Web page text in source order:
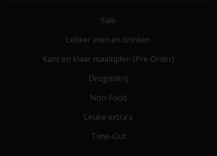
Sale
Lekker eten en drinken
Kant en klaar maaltijden (Pre-Order)
Drogisterij
Non-Food
Leuke extra's
Time-Out